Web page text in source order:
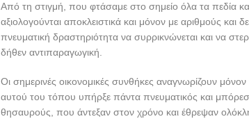
Από τη στιγμή, που φτάσαμε στο σημείο όλα τα πεδία
αξιολογούνται αποκλειστικά και μόνον με αριθμούς και
πνευματική δραστηριότητα να συρρικνώνεται και να
δήθεν αντιπαραγωγική.
Οι σημερινές οικονομικές συνθήκες αναγνωρίζουν
αυτού του τόπου υπήρξε πάντα πνευματικός και
θησαυρούς, που άντεξαν στον χρόνο και έθρεψαν